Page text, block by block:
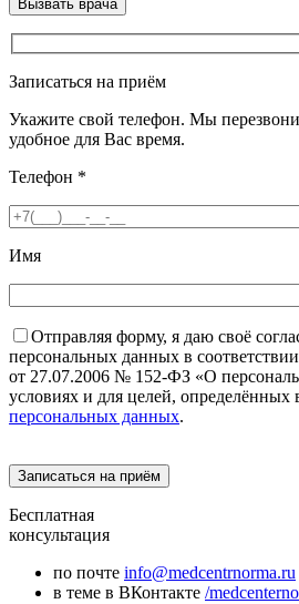
Записаться на приём
Укажите свой телефон. Мы
удобное для Вас время.
Телефон *
Имя
Отправляя форму, я даю своё
персональных данных в
от 27.07.2006 № 152-ФЗ «О
условиях и для целей, определённых
персональных данных.
Бесплатная
консультация
по почте info@medcentrnorma.ru
в теме в ВКонтакте /